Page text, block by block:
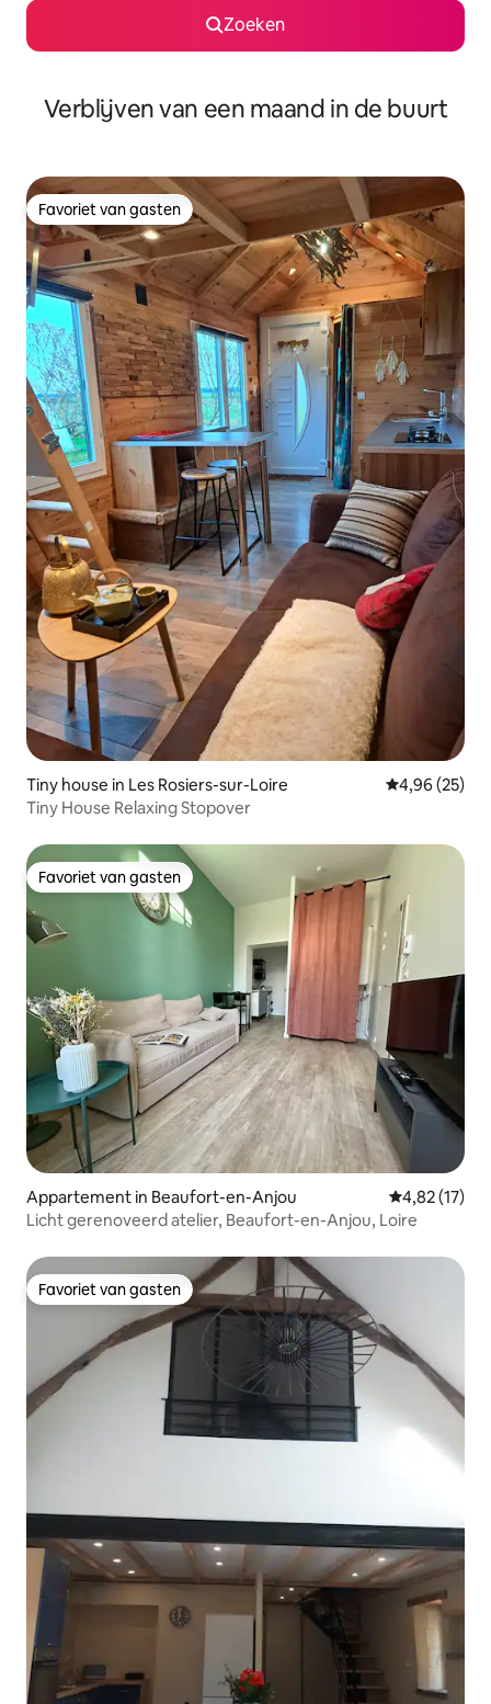
Zoeken
Verblijven van een maand in de buurt
Favoriet van gasten
Favoriet van gasten
Tiny house in Les Rosiers-sur-Loire Gemiddelde
4,96 (25)
Tiny House Relaxing Stopover
Favoriet van gasten
Favoriet van gasten
Appartement in Beaufort-en-Anjou Gemiddelde
4,82 (17)
Licht gerenoveerd atelier, Beaufort-en-Anjou, Loire
Favoriet van gasten
Favoriet van gasten